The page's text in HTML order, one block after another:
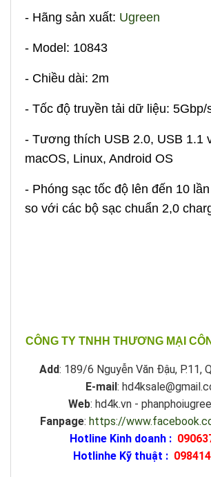
- Hãng sản xuất: Ugreen
- Model: 10843
- Chiều dài: 2m
- Tốc độ truyền tải dữ liệu: 5Gbp/
- Tương thích USB 2.0, USB 1.1
macOS, Linux, Android OS
- Phóng sạc tốc độ lên đến 10
so với các bộ sạc chuẩn 2,0
CÔNG TY TNHH THƯƠNG MẠI
Add: 189/6 Nguyễn Văn Đậu, P.11,
E-mail:
Web: hd4k.vn -
Fanpage: https://
Hotline Kinh doanh :
Hotlinhe Kỹ thuật :